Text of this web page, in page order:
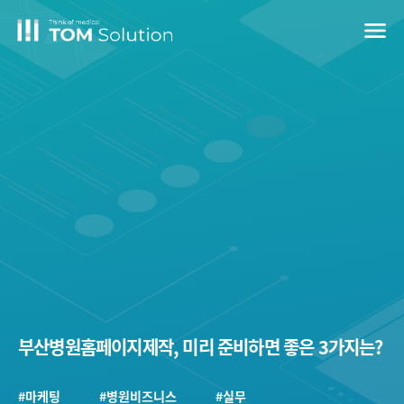
menu
부산병원홈페이지제작, 미리 준비하면 좋은 3가지는?
#마케팅 #병원비즈니스 #실무